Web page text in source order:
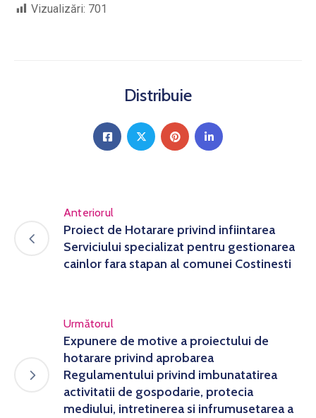
Vizualizări: 701
Distribuie
Anteriorul
Proiect de Hotarare privind infiintarea
Serviciului specializat pentru gestionarea
cainlor fara stapan al comunei Costinesti
Următorul
Expunere de motive a proiectului de
hotarare privind aprobarea
Regulamentului privind imbunatatirea
activitatii de gospodarie, protecia
mediului, intretinerea si infrumusetarea a